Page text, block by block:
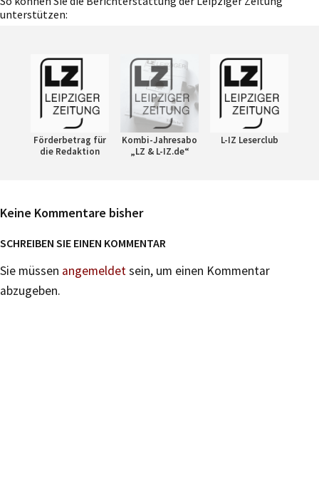
unterstützen:
Förderbetrag für
die Redaktion
Kombi-Jahresabo
„LZ & L-IZ.de“
L-IZ Leserclub
Keine Kommentare bisher
SCHREIBEN SIE EINEN KOMMENTAR
Sie müssen angemeldetsein, um einen Kommentar
abzugeben.